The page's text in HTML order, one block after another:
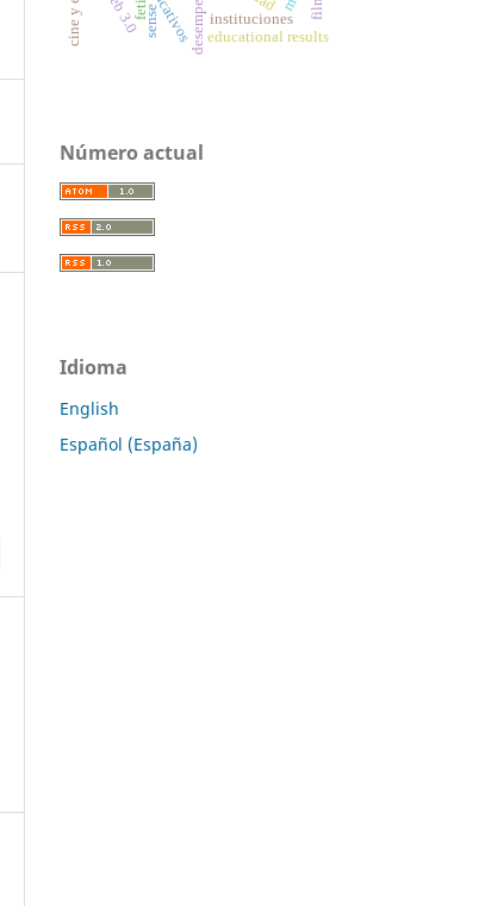
instituciones
educational results
sense
Número actual
Idioma
English
Español (España)